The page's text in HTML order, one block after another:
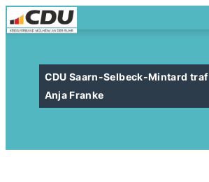
CDU Saarn-Selbeck-Mintard traf
Anja Franke